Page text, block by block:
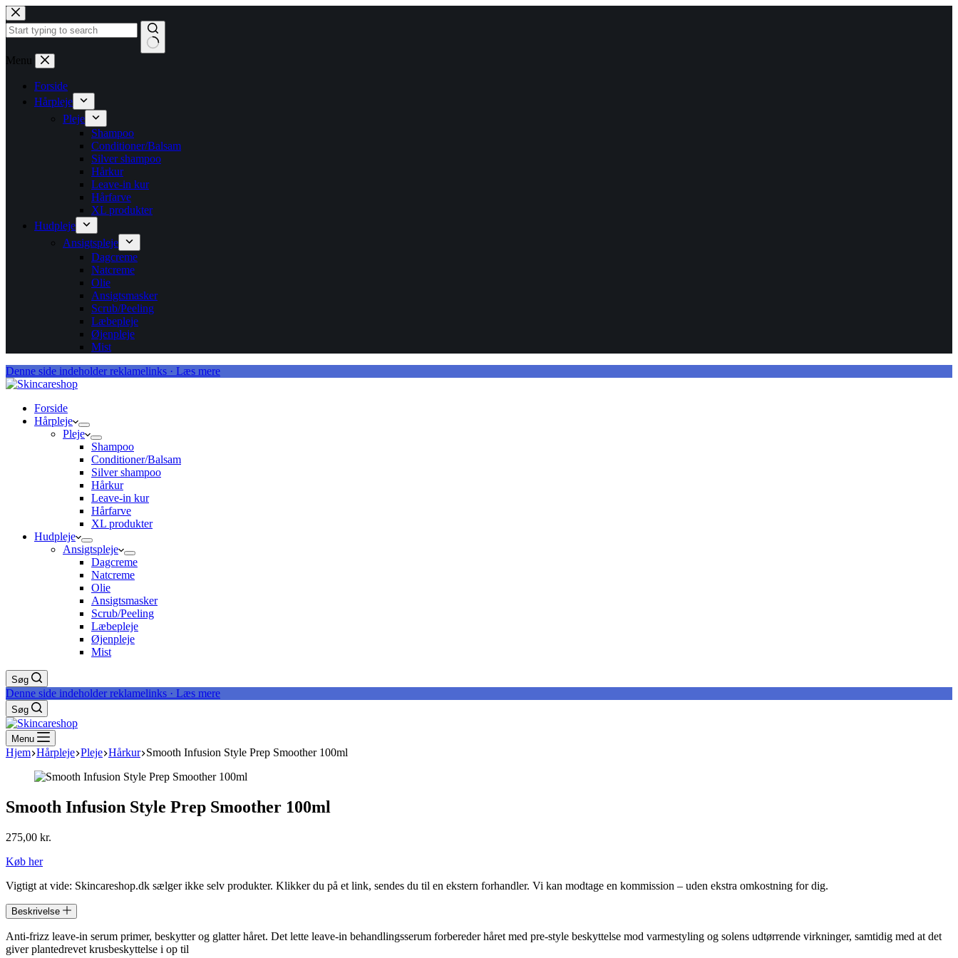
Fortsæt
til
indhold
Ingen
resultater
Menu
Forside
Hårpleje
Pleje
Shampoo
Conditioner/Balsam
Silver shampoo
Hårkur
Leave-in kur
Hårfarve
XL produkter
Hudpleje
Ansigtspleje
Dagcreme
Natcreme
Olie
Ansigtsmasker
Scrub/Peeling
Læbepleje
Øjenpleje
Mist
Denne side indeholder reklamelinks · Læs mere
Forside
Hårpleje
Pleje
Shampoo
Conditioner/Balsam
Silver shampoo
Hårkur
Leave-in kur
Hårfarve
XL produkter
Hudpleje
Ansigtspleje
Dagcreme
Natcreme
Olie
Ansigtsmasker
Scrub/Peeling
Læbepleje
Øjenpleje
Mist
Søg
Denne side indeholder reklamelinks · Læs mere
Søg
Menu
Hjem Hårpleje Pleje Hårkur Smooth Infusion Style Prep Smoother 100ml
Smooth Infusion Style Prep Smoother 100ml
275,00 kr.
Køb her
Vigtigt at vide: Skincareshop.dk sælger ikke selv produkter. Klikker du på et link, sendes du til en ekstern forhandler. Vi kan modtage en kommission – uden ekstra omkostning for dig.
Beskrivelse
Anti-frizz leave-in serum primer, beskytter og glatter håret. Det lette leave-in behandlingsserum forbereder håret med pre-style beskyttelse mod varmestyling og solens udtørrende virkninger, samtidig med at det
giver plantedrevet krusbeskyttelse i op til